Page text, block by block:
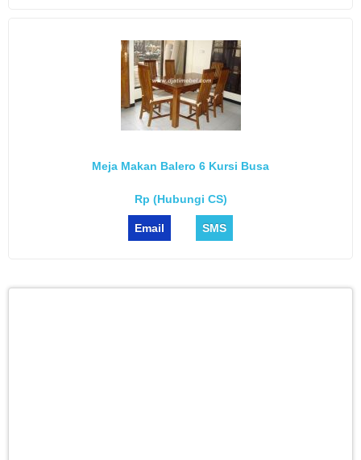
Meja Makan Balero 6 Kursi Busa
Rp (Hubungi CS)
Email SMS